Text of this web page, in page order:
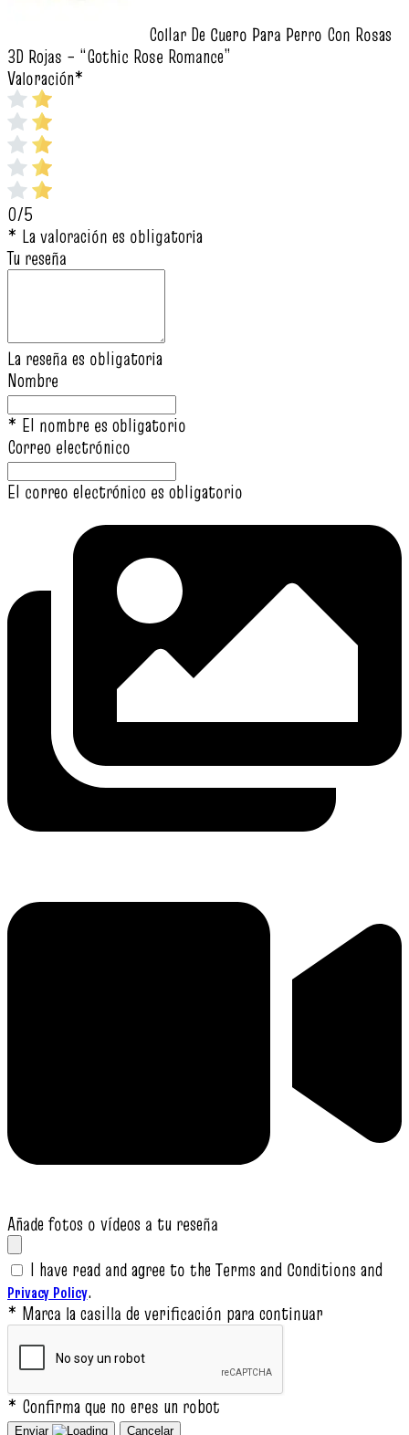
Collar De Cuero Para Perro Con Rosas
3D Rojas – “Gothic Rose Romance”
Valoración*
0/5
* La valoración es obligatoria
Tu reseña
La reseña es obligatoria
Nombre
* El nombre es obligatorio
Correo electrónico
El correo electrónico es obligatorio
Añade fotos o vídeos a tu reseña
I have read and agree to the Terms and Conditions and
Privacy Policy.
* Marca la casilla de verificación para continuar
* Confirma que no eres un robot
Enviar Cancelar